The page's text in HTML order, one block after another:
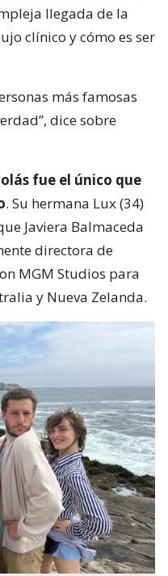
llegada de la
clínico y cómo es ser
más famosas
dice sobre
fue el único que
. Su hermana Lux (34)
Javiera Balmaceda
directora de
MGM Studios para
y Nueva Zelanda.